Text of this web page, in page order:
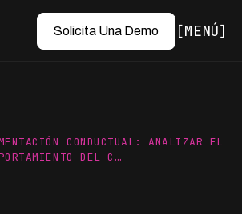
Solicita Una Demo MENÚ
CONDUCTUAL: ANALIZAR EL
DEL C…